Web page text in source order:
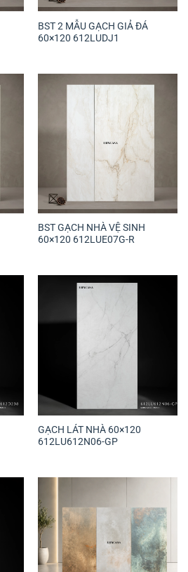
BST 2 MẪU GẠCH GIẢ ĐÁ
60×120 612LUDJ1
BST GẠCH NHÀ VỆ SINH
60×120 612LUE07G-R
GẠCH LÁT NHÀ 60×120
612LU612N06-GP